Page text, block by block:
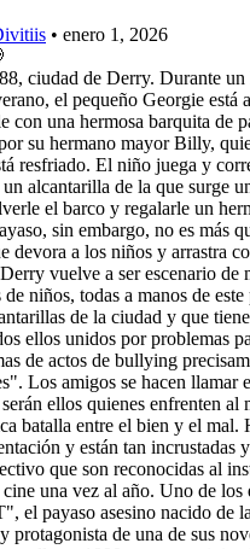
• enero 1, 2026
ciudad de Derry. Durante
el pequeño Georgie está
con una hermosa barquita de
su hermano mayor Billy,
resfriado. El niño juega y
alcantarilla de la que surge
el barco y regalarle un
sin embargo, no es más
devora a los niños y arrastra
vuelve a ser escenario de
niños, todas a manos de
de la ciudad y que
ellos unidos por problemas
de actos de bullying
Los amigos se hacen llamar
ellos quienes enfrenten al
batalla entre el bien y el mal.
y están tan incrustadas
que son reconocidas al
una vez al año. Uno de los
el payaso asesino nacido de
protagonista de una de sus